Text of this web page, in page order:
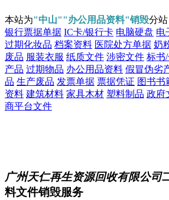
本站为"中山""办公用品资料"销毁分站
银行票据单据 IC卡/银行卡 电脑硬盘 电
过期化妆品 档案资料 医院处方单据 奶
废品 服装衣服 纸质文件 涉密文件 标书/
产品 过期物品 办公用品资料 假冒伪劣
品 生产废品 发票单据 票据凭证 图书书
资料 建筑材料 家具木材 塑料制品 政府
商平台文件
广州天仁再生资源回收有限公司
料文件销毁服务